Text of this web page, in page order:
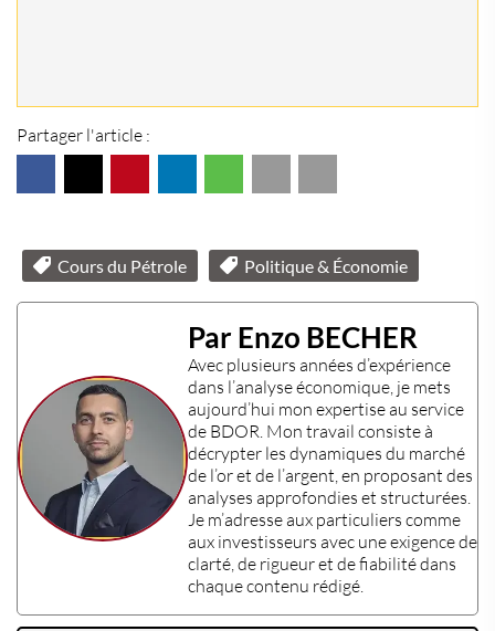
Partager l'article :
Cours du Pétrole Politique & Économie
Par Enzo BECHER
Avec plusieurs années d’expérience
dans l’analyse économique, je mets
aujourd’hui mon expertiseau service
de BDOR. Mon travail consiste à
décrypter les dynamiques du marché
de l’or et de l’argent, en proposant des
analyses approfondies et structurées.
Je m’adresse aux particuliers comme
aux investisseurs avec une exigence de
clarté, de rigueur et de fiabilité dans
chaque contenu rédigé.